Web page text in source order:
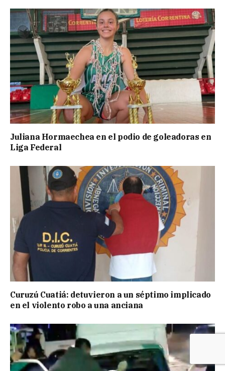
Juliana Hormaechea en el podio de goleadoras en
Liga Federal
Curuzú Cuatiá: detuvieron a un séptimo implicado
en el violento robo a una anciana